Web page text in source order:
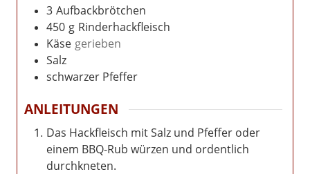
3 Aufbackbrötchen
450 g Rinderhackfleisch
Käse gerieben
Salz
schwarzer Pfeffer
ANLEITUNGEN
Das Hackfleisch mit Salz und Pfeffer oder
einem BBQ-Rub würzen und ordentlich
durchkneten.